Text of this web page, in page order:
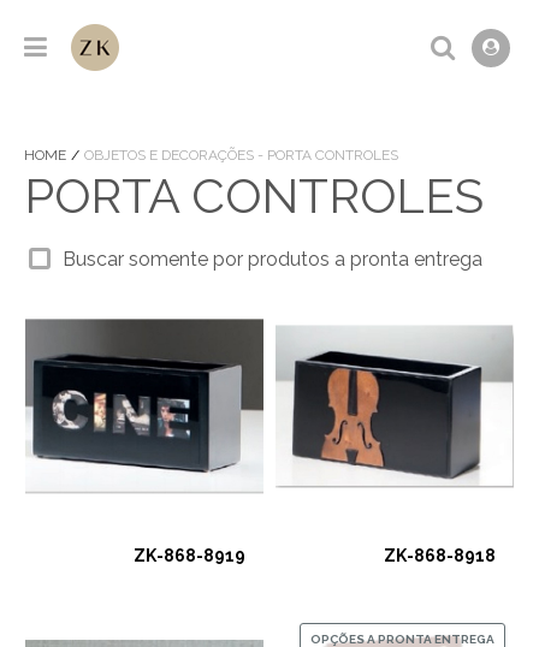
HOME OBJETOS E DECORAÇÕES - PORTA CONTROLES
PORTA CONTROLES
Buscar somente por produtos a pronta entrega
ZK-868-8919 ZK-868-8918
OPÇÕES A PRONTA ENTREGA